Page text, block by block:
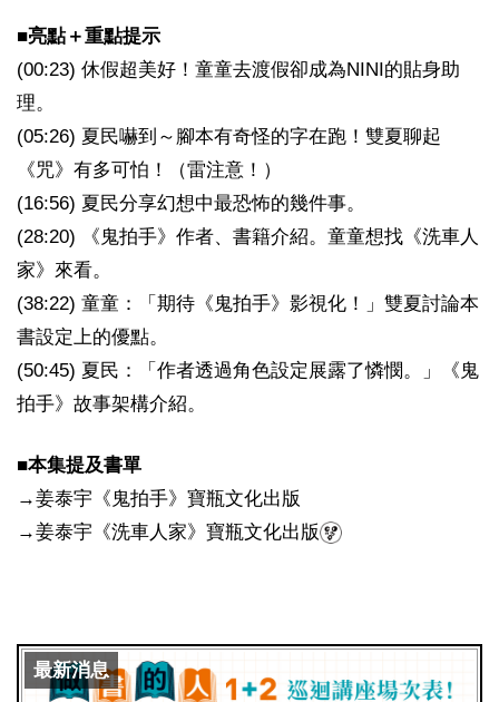
■亮點＋重點提示
(00:23) 休假超美好！童童去渡假卻成為NINI的貼身助
理。
(05:26) 夏民嚇到～腳本有奇怪的字在跑！雙夏聊起
《咒》有多可怕！（雷注意！）
(16:56) 夏民分享幻想中最恐怖的幾件事。
(28:20) 《鬼拍手》作者、書籍介紹。童童想找《洗車人
家》來看。
(38:22) 童童：「期待《鬼拍手》影視化！」雙夏討論本
書設定上的優點。
(50:45) 夏民：「作者透過角色設定展露了憐憫。」《鬼
拍手》故事架構介紹。
■本集提及書單
→姜泰宇《鬼拍手》寶瓶文化出版
→姜泰宇《洗車人家》寶瓶文化出版
最新消息